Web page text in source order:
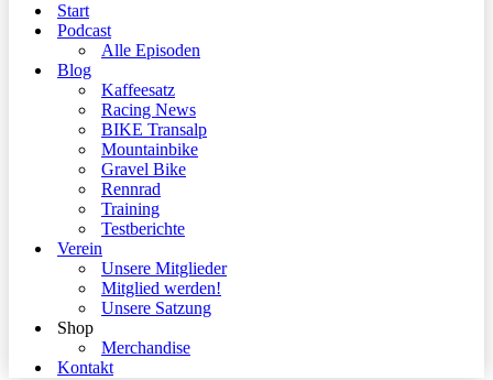
Start
Podcast
Alle Episoden
Blog
Kaffeesatz
Racing News
BIKE Transalp
Mountainbike
Gravel Bike
Rennrad
Training
Testberichte
Verein
Unsere Mitglieder
Mitglied werden!
Unsere Satzung
Shop
Merchandise
Kontakt